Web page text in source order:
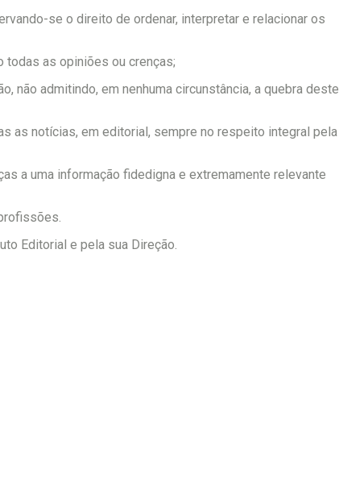
se o direito de ordenar, interpretar e relacionar os
as opiniões ou crenças;
admitindo, em nenhuma circunstância, a quebra deste
as notícias, em editorial, sempre no respeito integral pela
a uma informação fidedigna e extremamente relevante
Editorial e pela sua Direção.